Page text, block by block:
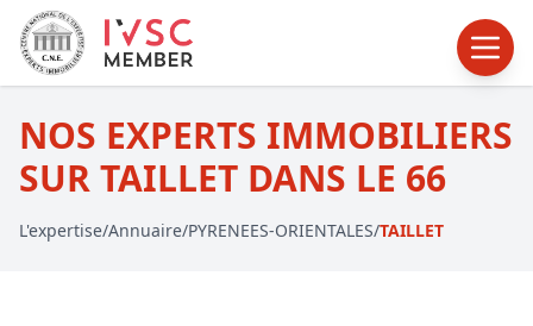
NOS EXPERTS IMMOBILIERS
SUR TAILLET DANS LE 66
L'expertise/Annuaire/PYRENEES-ORIENTALES/TAILLET